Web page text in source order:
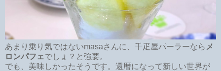
あまり乗り気ではないmasaさんに、千疋屋パーラーなら メ
ロンパフェでしょ？と強要。
でも、美味しかったそうです。還暦になって新しい世界が